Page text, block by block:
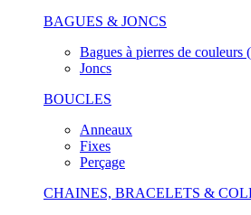
BAGUES & JONCS
Bagues à pierres de couleurs
Joncs
BOUCLES
Anneaux
Fixes
Perçage
CHAINES, BRACELETS &